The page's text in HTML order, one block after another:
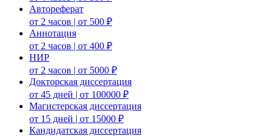
Автореферат
от 2 часов | от 500 ₽
Аннотация
от 2 часов | от 400 ₽
НИР
от 2 часов | от 5000 ₽
Докторская диссертация
от 45 дней | от 100000 ₽
Магистерская диссертация
от 15 дней | от 15000 ₽
Кандидатская диссертация